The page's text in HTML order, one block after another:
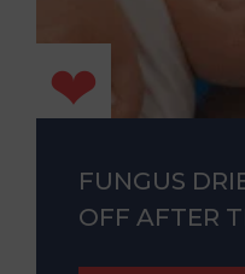
FUNGUS
OFF AFTER